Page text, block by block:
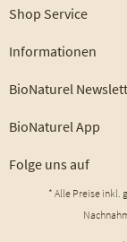
Shop Service
Informationen
BioNaturel
BioNaturel App
Folge uns auf
* Alle Preise inkl.